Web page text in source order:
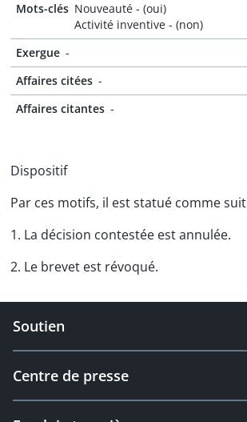
Mots-clés Nouveauté - (oui)
Activité inventive - (non)
Exergue -
Affaires citées -
Affaires citantes -
Dispositif
Par ces motifs, il est statué comme suit
1. La décision contestée est annulée.
2. Le brevet est révoqué.
Soutien
Centre de presse